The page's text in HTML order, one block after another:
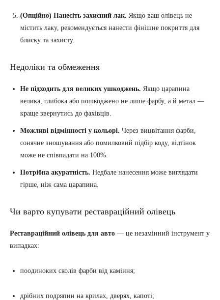
(Опційно) Нанесіть захисний лак. Якщо ваш олівець не
містить лаку, рекомендується нанести фінішне покриття для
блиску та захисту.
Недоліки та обмеження
Не підходить для великих ушкоджень. Якщо царапина
велика, глибока або пошкоджено не лише фарбу, а й метал —
краще звернутись до фахівців.
Можливі відмінності у кольорі. Через вицвітання фарби,
сонячне зношування або помилковий підбір коду, відтінок
може не співпадати на 100%.
Потрібна акуратність. Недбале нанесення може виглядати
гірше, ніж сама царапина.
Чи варто купувати реставраційний олівець
Реставраційний олівець для авто — це незамінний інструмент у
випадках:
поодиноких сколів фарби від каміння;
дрібних подряпин на крилах, дверях, капоті;